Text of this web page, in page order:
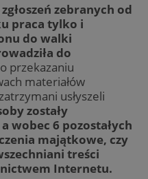
zebranych od
praca tylko i
do walki
do
przekazaniu
materiałów
usłyszeli
zostały
wobec 6 pozostałych
majątkowe, czy
treści
Internetu.